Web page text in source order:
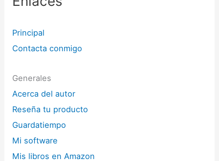
Principal
Contacta conmigo
Generales
Acerca del autor
Reseña tu producto
Guardatiempo
Mi software
Mis libros en Amazon